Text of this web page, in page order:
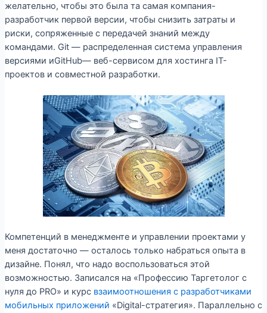
желательно, чтобы это была та самая компания-
разработчик первой версии, чтобы снизить затраты и
риски, сопряженные с передачей знаний между
командами. Git — распределенная система управления
версиями иGitHub— веб-сервисом для хостинга IT-
проектов и совместной разработки.
Компетенций в менеджменте и управлении проектами у
меня достаточно — осталось только набраться опыта в
дизайне. Понял, что надо воспользоваться этой
возможностью. Записался на «Профессию Таргетолог с
нуля до PRO» и курс взаимоотношения с разработчиками
мобильных приложений «Digital-стратегия». Параллельно с